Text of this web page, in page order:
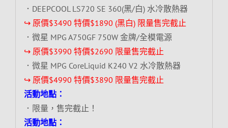
．DEEPCOOL LS720 SE 360(黑/白) 水冷散熱器
↪ 原價$3490 特價$1890 (黑白) 限量售完截止
．微星 MPG A750GF 750W 金牌/全模電源
↪ 原價$3990 特價$2690 限量售完截止
．微星 MPG CoreLiquid K240 V2 水冷散熱器
↪ 原價$4990 特價$3890 限量售完截止
活動地點：
．限量，售完截止！
活動地點：